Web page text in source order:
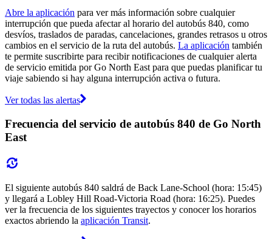
Abre la aplicación para ver más información sobre cualquier
interrupción que pueda afectar al horario del autobús 840, como
desvíos, traslados de paradas, cancelaciones, grandes retrasos u otros
cambios en el servicio de la ruta del autobús. La aplicación también
te permite suscribirte para recibir notificaciones de cualquier alerta
de servicio emitida por Go North East para que puedas planificar tu
viaje sabiendo si hay alguna interrupción activa o futura.
Ver todas las alertas
Frecuencia del servicio de autobús 840 de Go North
East
El siguiente autobús 840 saldrá de Back Lane-School (hora: 15:45)
y llegará a Lobley Hill Road-Victoria Road (hora: 16:25). Puedes
ver la frecuencia de los siguientes trayectos y conocer los horarios
exactos abriendo la aplicación Transit.